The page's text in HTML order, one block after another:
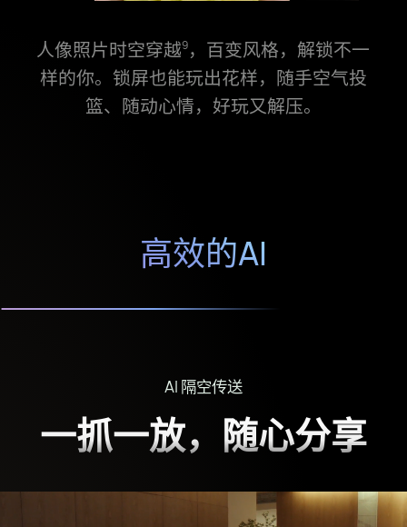
人像照片时空穿越⁠9，百变风格，解锁不一
样的你。锁屏也能玩出花样，随手空气投
篮、随动心情，好玩又解压。
高效的AI
AI 隔空传送
一抓一放，随心分享